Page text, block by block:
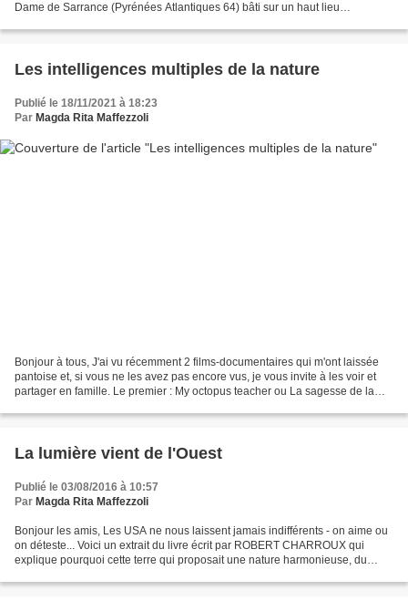
Dame de Sarrance (Pyrénées Atlantiques 64) bâti sur un haut lieu
Les intelligences multiples de la nature
Publié le 18/11/2021 à 18:23
Par Magda Rita Maffezzoli
Bonjour à tous, J'ai vu récemment 2 films-documentaires qui m'ont laissée
pantoise et, si vous ne les avez pas encore vus, je vous invite à les voir et
partager en famille. Le premier : My octopus teacher ou La sagesse de la
La lumière vient de l'Ouest
Publié le 03/08/2016 à 10:57
Par Magda Rita Maffezzoli
Bonjour les amis, Les USA ne nous laissent jamais indifférents - on aime ou
on déteste... Voici un extrait du livre écrit par ROBERT CHARROUX qui
explique pourquoi cette terre qui proposait une nature harmonieuse, du